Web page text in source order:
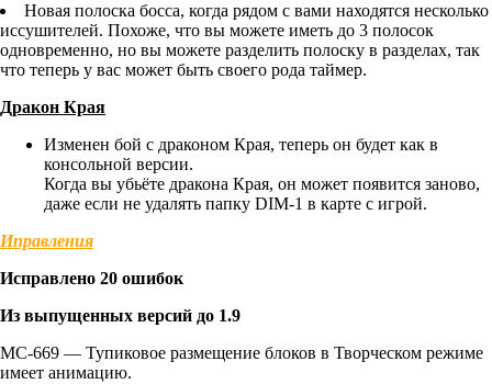
Новая полоска босса, когда рядом с вами находятся несколько
иссушителей. Похоже, что вы можете иметь до 3 полосок
одновременно, но вы можете разделить полоску в разделах, так
что теперь у вас может быть своего рода таймер.
Дракон Края
Изменен бой с драконом Края, теперь он будет как в
консольной версии.
Когда вы убьёте дракона Края, он может появится заново,
даже если не удалять папку DIM-1 в карте с игрой.
Иправления
Исправлено 20 ошибок
Из выпущенных версий до 1.9
MC-669 — Тупиковое размещение блоков в Творческом режиме
имеет анимацию.